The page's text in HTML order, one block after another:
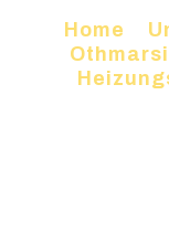
Home